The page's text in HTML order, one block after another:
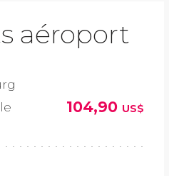
aéroport
104,90 US$